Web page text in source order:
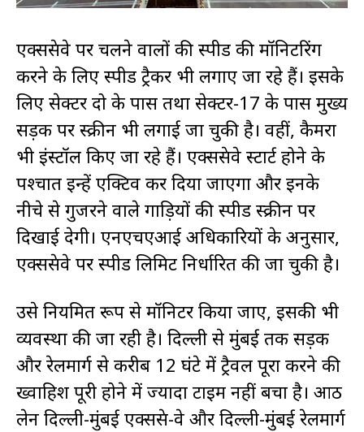
एक्सप्रेसवे पर चलने वालों की स्पीड की मॉनिटरिंग
करने के लिए स्पीड ट्रैकर भी लगाए जा रहे हैं। इसके
लिए सेक्टर दो के पास तथा सेक्टर-17 के पास मुख्य
सड़क पर स्क्रीन भी लगाई जा चुकी है। वहीं, कैमरा
भी इंस्टॉल किए जा रहे हैं। एक्सप्रेसवे स्टार्ट होने के
पश्चात इन्हें एक्टिव कर दिया जाएगा और इनके
नीचे से गुजरने वाले गाड़ियों की स्पीड स्क्रीन पर
दिखाई देगी। एनएचएआई अधिकारियों के अनुसार,
एक्सप्रेसवे पर स्पीड लिमिट निर्धारित की जा चुकी है।
उसे नियमित रूप से मॉनिटर किया जाए, इसकी भी
व्यवस्था की जा रही है। दिल्ली से मुंबई तक सड़क
और रेलमार्ग से करीब 12 घंटे में ट्रैवल पूरा करने की
ख्वाहिश पूरी होने में ज्यादा टाइम नहीं बचा है। आठ
लेन दिल्ली-मुंबई एक्सप्रेस-वे और दिल्ली-मुंबई रेलमार्ग